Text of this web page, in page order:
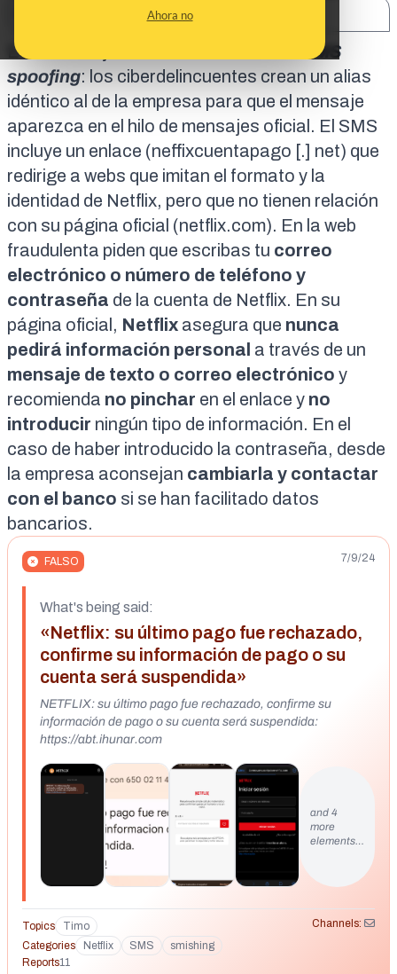
Ahora no
Este mensaje de texto es un caso de
SMS
spoofing: los ciberdelincuentes crean un alias
idéntico al de la empresa para que el mensaje
aparezca en el hilo de mensajes oficial. El SMS
incluye un enlace (neffixcuentapago [.] net) que
redirige a webs que imitan el formato y la
identidad de Netflix, pero que no tienen relación
con su página oficial (netflix.com). En la web
fraudulenta piden que escribas tu correo
electrónico o número de teléfono y
contraseña de la cuenta de Netflix. En su
página oficial , Netflix asegura que nunca
pedirá información personal a través de un
mensaje de texto o correo electrónico y
recomienda no pinchar en el enlace y no
introducir ningún tipo de información. En el
caso de haber introducido la contraseña, desde
la empresa aconsejan cambiarla y contactar
con el banco si se han facilitado datos
bancarios.
FALSO 7/9/24
What's being said:
«Netflix: su último pago fue rechazado,
confirme su información de pago o su
cuenta será suspendida»
NETFLIX: su último pago fue rechazado, confirme su
información de pago o su cuenta será suspendida:
https://abt.ihunar.com
and 4
more
elements…
Topics Timo
Channels:
Categories
Netflix SMS
smishing
Reports11